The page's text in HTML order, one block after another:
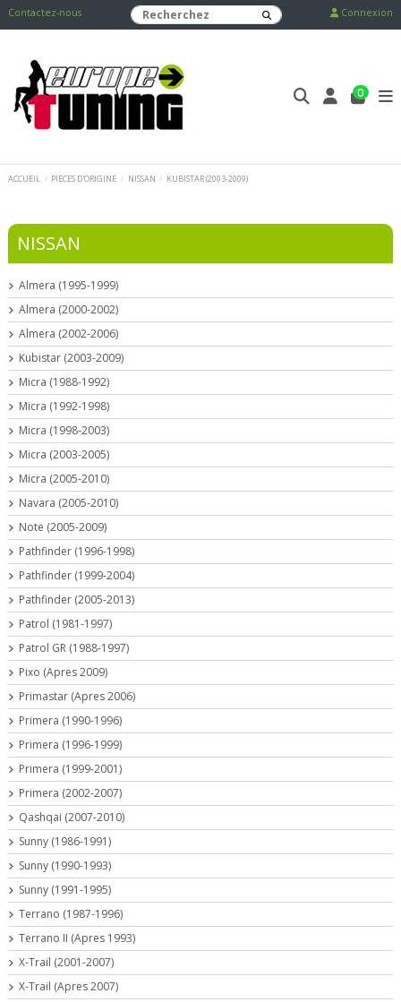
Contactez-nous Connexion
0
ACCUEIL PIECES D'ORIGINE NISSAN KUBISTAR (2003-2009)
NISSAN
Almera (1995-1999)
Almera (2000-2002)
Almera (2002-2006)
Kubistar (2003-2009)
Micra (1988-1992)
Micra (1992-1998)
Micra (1998-2003)
Micra (2003-2005)
Micra (2005-2010)
Navara (2005-2010)
Note (2005-2009)
Pathfinder (1996-1998)
Pathfinder (1999-2004)
Pathfinder (2005-2013)
Patrol (1981-1997)
Patrol GR (1988-1997)
Pixo (Apres 2009)
Primastar (Apres 2006)
Primera (1990-1996)
Primera (1996-1999)
Primera (1999-2001)
Primera (2002-2007)
Qashqai (2007-2010)
Sunny (1986-1991)
Sunny (1990-1993)
Sunny (1991-1995)
Terrano (1987-1996)
Terrano II (Apres 1993)
X-Trail (2001-2007)
X-Trail (Apres 2007)